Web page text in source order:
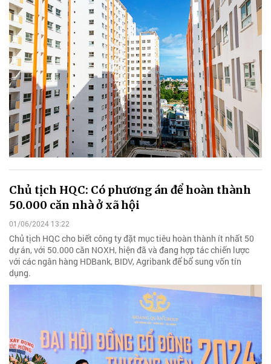
Chủ tịch HQC: Có phương án để hoàn thành
50.000 căn nhà ở xã hội
01/06/2024 13:22
Chủ tịch HQC cho biết công ty đặt mục tiêu hoàn thành ít nhất 50
dự án, với 50.000 căn NOXH, hiện đã và đang hợp tác chiến lược
với các ngân hàng HDBank, BIDV, Agribank để bổ sung vốn tín
dụng.